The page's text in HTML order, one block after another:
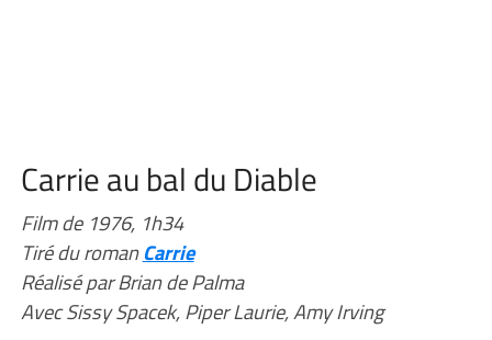
Carrie au bal du Diable
Film de 1976, 1h34
Tiré du romanCarrie
Réalisé par Brian de Palma
Avec Sissy Spacek, Piper Laurie, Amy Irving